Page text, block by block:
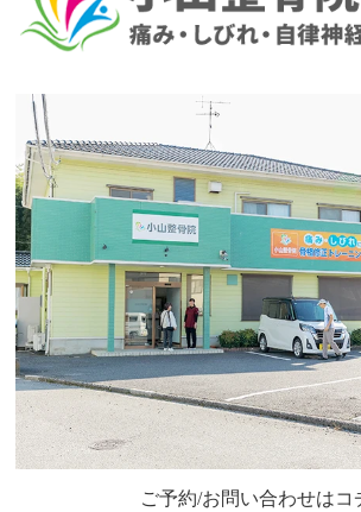
ご予約/お問い合わせはコ